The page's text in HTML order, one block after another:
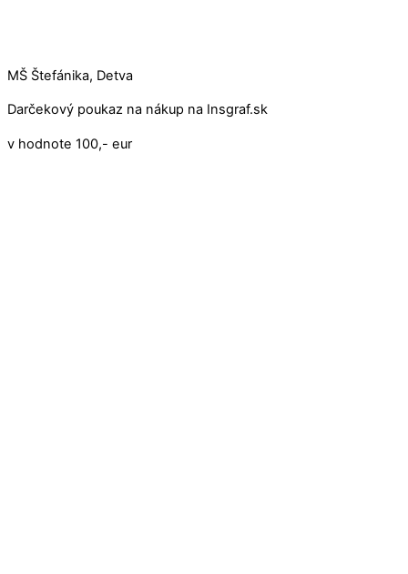
MŠ Štefánika, Detva
Darčekový poukaz na nákup na Insgraf.sk
v hodnote 100,- eur